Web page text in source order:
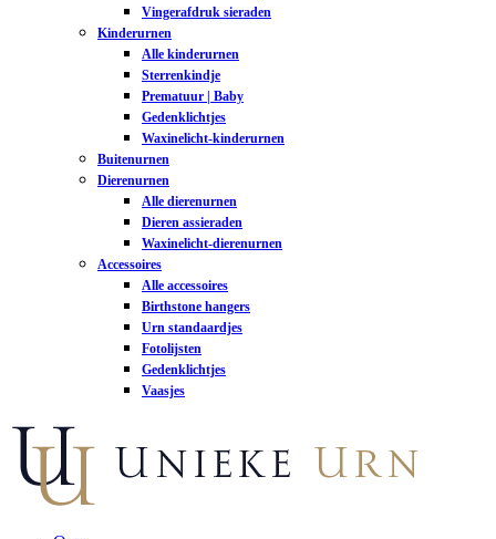
Vingerafdruk sieraden
Kinderurnen
Alle kinderurnen
Sterrenkindje
Prematuur | Baby
Gedenklichtjes
Waxinelicht-kinderurnen
Buitenurnen
Dierenurnen
Alle dierenurnen
Dieren assieraden
Waxinelicht-dierenurnen
Accessoires
Alle accessoires
Birthstone hangers
Urn standaardjes
Fotolijsten
Gedenklichtjes
Vaasjes